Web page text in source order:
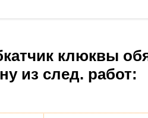
клюквы
из след. работ: